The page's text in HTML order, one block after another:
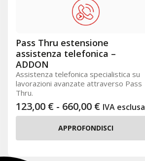
Pass Thru estensione
assistenza telefonica –
ADDON
Assistenza telefonica specialistica su
lavorazioni avanzate attraverso Pass
Thru.
123,00 € - 660,00 € IVA esclusa
APPROFONDISCI